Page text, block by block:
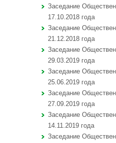
Заседание
17.10.2018 года
Заседание
21.12.2018 года
Заседание
29.03.2019 года
Заседание
25.06.2019 года
Заседание
27.09.2019 года
Заседание
14.11.2019 года
Заседание